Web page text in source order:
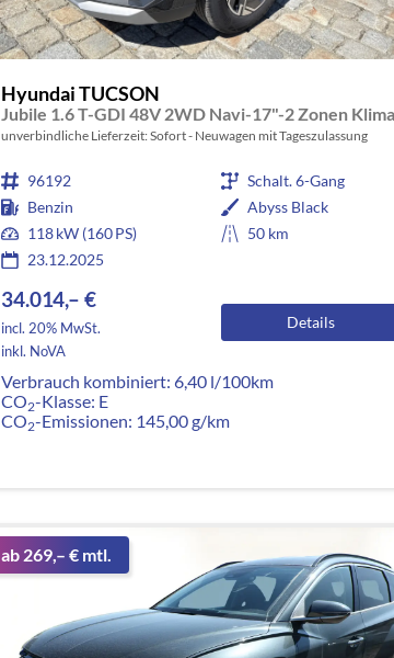
Hyundai TUCSON
unverbindliche Lieferzeit: Sofort Neuwagen mit Tageszulassung
96192
Schalt. 6-Gang
Benzin
Abyss Black
118 kW (160 PS)
50 km
23.12.2025
34.014,– €
incl. 20% MwSt.
inkl. NoVA
Details
Verbrauch kombiniert: 6,40 l/100km
CO2-Klasse: E
CO2-Emissionen: 145,00 g/km
ab 269,– € mtl.